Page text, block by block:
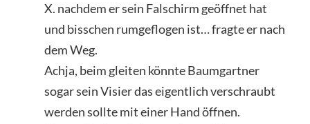
X. nachdem er sein Falschirm geöffnet hat
und bisschen rumgeflogen ist… fragte er nach
dem Weg.
Achja, beim gleiten könnte Baumgartner
sogar sein Visier das eigentlich verschraubt
werden sollte mit einer Hand öffnen.